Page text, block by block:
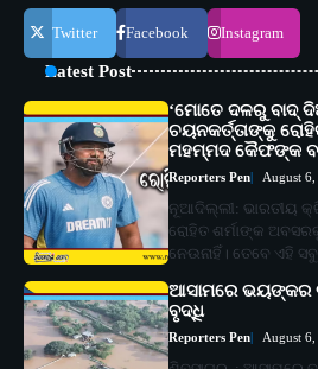
Twitter Facebook Instagram
Latest Post
‘ମୋତେ ଦଳରୁ ବାଦ୍
ଚୟନକର୍ତ୍ତାଙ୍କୁ
ମହମ୍ମଦ କୈଫଙ୍କ
Reporters Pen August
ନୂଆଦିଲ୍ଲୀ: ଭାରତୀୟ
ରୋହିତ ଶର୍ମାଙ୍କ
ନେଉନାହିଁ। ତେବେ ଏହି
ଆସାମରେ ଭୟଙ୍କର
ବୃଦ୍ଧି
Reporters Pen August